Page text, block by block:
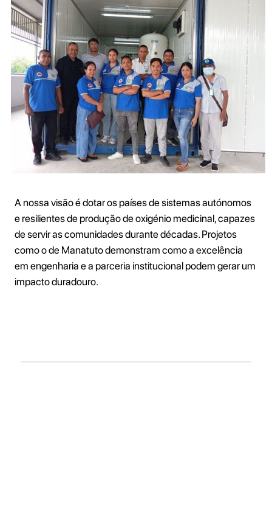
A nossa visão é dotar os países de sistemas autónomos
e resilientes de produção de oxigénio medicinal, capazes
de servir as comunidades durante décadas. Projetos
como o de Manatuto demonstram como a excelência
em engenharia e a parceria institucional podem gerar um
impacto duradouro.